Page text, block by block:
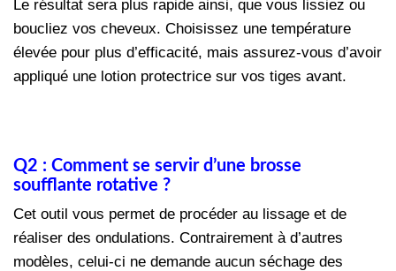
Le résultat sera plus rapide ainsi, que vous lissiez ou
boucliez vos cheveux. Choisissez une température
élevée pour plus d’efficacité, mais assurez-vous d’avoir
appliqué une lotion protectrice sur vos tiges avant.
Q2 : Comment se servir d’une brosse
soufflante rotative ?
Cet outil vous permet de procéder au lissage et de
réaliser des ondulations. Contrairement à d’autres
modèles, celui-ci ne demande aucun séchage des